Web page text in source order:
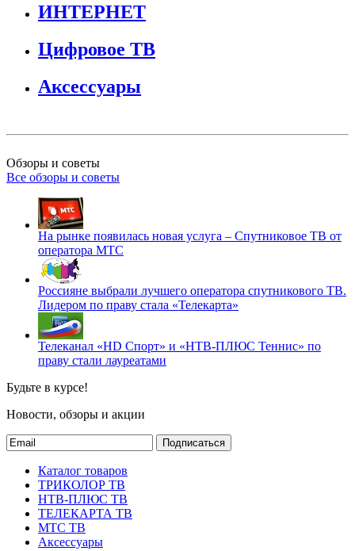
ИНТЕРНЕТ
Цифровое ТВ
Аксессуары
Обзоры и советы
Все обзоры и советы
На рынке появилась новая услуга – Спутниковое ТВ от
оператора МТС
Россияне выбрали лучшего оператора спутникового ТВ.
Лидером по праву стала «Телекарта»
Телеканал «HD Спорт» и «НТВ-ПЛЮС Теннис» по
праву стали лауреатами
Будьте в курсе!
Новости, обзоры и акции
Подписаться
Каталог товаров
ТРИКОЛОР ТВ
НТВ-ПЛЮС ТВ
ТЕЛЕКАРТА ТВ
МТС ТВ
Аксессуары